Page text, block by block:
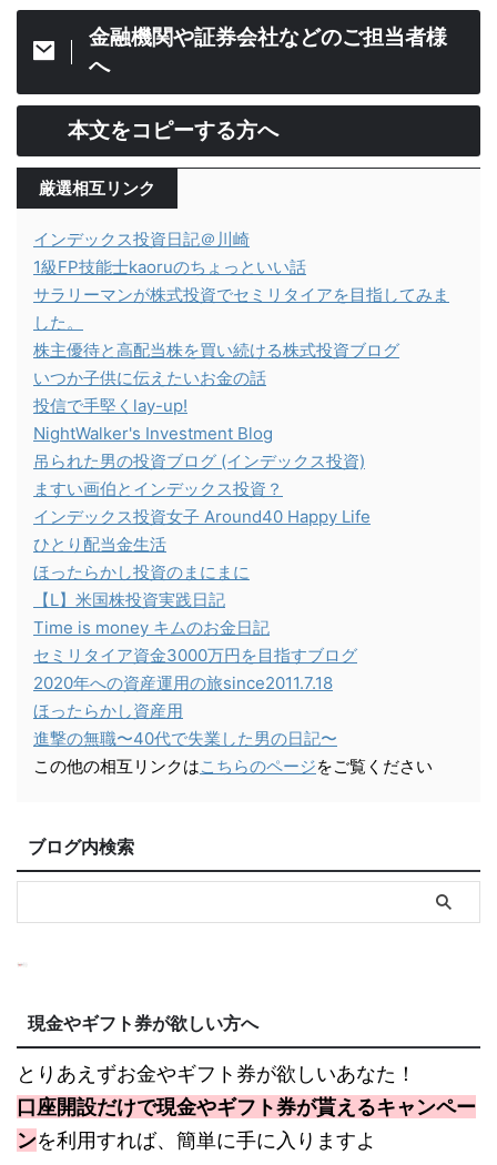
金融機関や証券会社などのご担当者様
へ
本文をコピーする方へ
厳選相互リンク
インデックス投資日記＠川崎
1級FP技能士kaoruのちょっといい話
サラリーマンが株式投資でセミリタイアを目指してみま
した。
株主優待と高配当株を買い続ける株式投資ブログ
いつか子供に伝えたいお金の話
投信で手堅くlay-up!
NightWalker's Investment Blog
吊られた男の投資ブログ (インデックス投資)
ますい画伯とインデックス投資？
インデックス投資女子 Around40 Happy Life
ひとり配当金生活
ほったらかし投資のまにまに
【L】米国株投資実践日記
Time is money キムのお金日記
セミリタイア資金3000万円を目指すブログ
2020年への資産運用の旅since2011.7.18
ほったらかし資産用
進撃の無職〜40代で失業した男の日記〜
この他の相互リンクはこちらのページをご覧ください
ブログ内検索
現金やギフト券が欲しい方へ
とりあえずお金やギフト券が欲しいあなた！
口座開設だけで現金やギフト券が貰えるキャンペー
ンを利用すれば、簡単に手に入りますよ